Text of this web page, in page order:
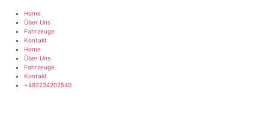
springen
Home
Über Uns
Fahrzeuge
Kontakt
Home
Über Uns
Fahrzeuge
Kontakt
+492234202540